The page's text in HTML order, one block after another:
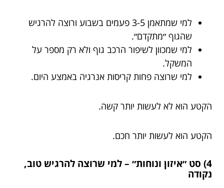
למי שמתאמן 3-5 פעמים בשבוע ורוצה להרגיש
שהגוף ״מתקדם״.
למי שמכוון לשיפור הרכב גוף ולא רק מספר על
המשקל.
למי שרוצה פחות קריסות אנרגיה באמצע היום.
הקטע הוא לא לעשות יותר קשה.
הקטע הוא לעשות יותר חכם.
4) סט ״איזון ונוחות״ – למי שרוצה להרגיש טוב,
נקודה